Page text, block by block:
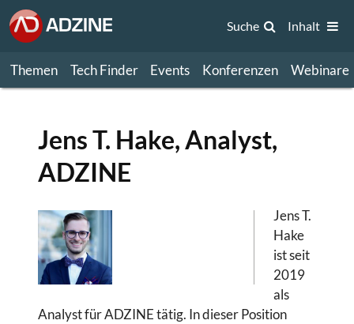
Themen Tech Finder Events Konferenzen Webinare
Suche Inhalt
Jens T. Hake, Analyst,
ADZINE
Jens T.
Hake
ist seit
2019
als
Analyst für ADZINE tätig. In dieser Position